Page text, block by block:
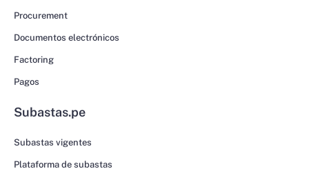
Procurement
Documentos electrónicos
Factoring
Pagos
Subastas.pe
Subastas vigentes
Plataforma de subastas